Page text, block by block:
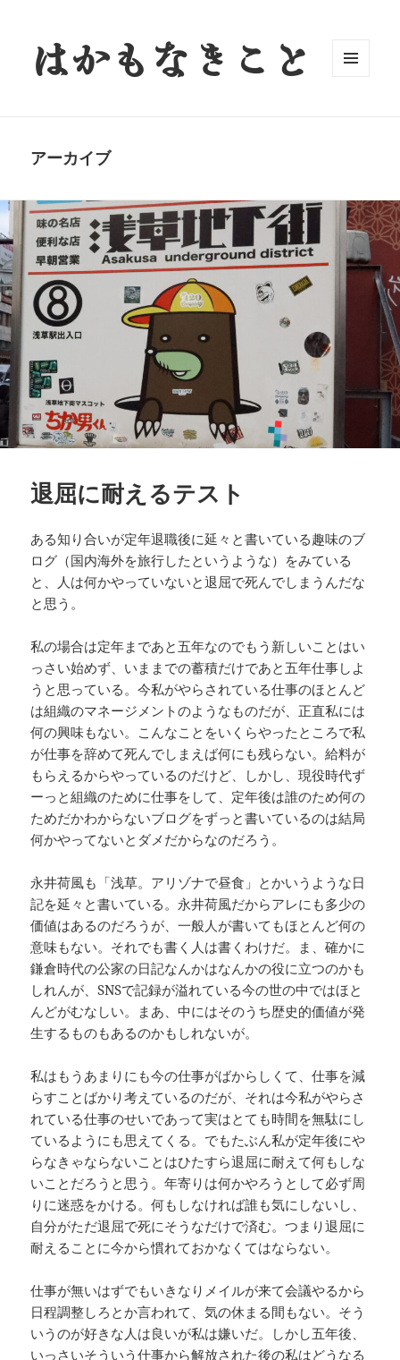
はかもなきこと
アーカイブ
退屈に耐えるテスト
ある知り合いが定年退職後に延々と書いている趣味のブ
ログ（国内海外を旅行したというような）をみている
と、人は何かやっていないと退屈で死んでしまうんだな
と思う。
私の場合は定年まであと五年なのでもう新しいことはい
っさい始めず、いままでの蓄積だけであと五年仕事しよ
うと思っている。今私がやらされている仕事のほとんど
は組織のマネージメントのようなものだが、正直私には
何の興味もない。こんなことをいくらやったところで私
が仕事を辞めて死んでしまえば何にも残らない。給料が
もらえるからやっているのだけど、しかし、現役時代ず
ーっと組織のために仕事をして、定年後は誰のため何の
ためだかわからないブログをずっと書いているのは結局
何かやってないとダメだからなのだろう。
永井荷風も「浅草。アリゾナで昼食」とかいうような日
記を延々と書いている。永井荷風だからアレにも多少の
価値はあるのだろうが、一般人が書いてもほとんど何の
意味もない。それでも書く人は書くわけだ。ま、確かに
鎌倉時代の公家の日記なんかはなんかの役に立つのかも
しれんが、SNSで記録が溢れている今の世の中ではほと
んどがむなしい。まあ、中にはそのうち歴史的価値が発
生するものもあるのかもしれないが。
私はもうあまりにも今の仕事がばからしくて、仕事を減
らすことばかり考えているのだが、それは今私がやらさ
れている仕事のせいであって実はとても時間を無駄にし
ているようにも思えてくる。でもたぶん私が定年後にや
らなきゃならないことはひたすら退屈に耐えて何もしな
いことだろうと思う。年寄りは何かやろうとして必ず周
りに迷惑をかける。何もしなければ誰も気にしないし、
自分がただ退屈で死にそうなだけで済む。つまり退屈に
耐えることに今から慣れておかなくてはならない。
仕事が無いはずでもいきなりメイルが来て会議やるから
日程調整しろとか言われて、気の休まる間もない。そう
いうのが好きな人は良いが私は嫌いだ。しかし五年後、
いっさいそういう仕事から解放された後の私はどうなる